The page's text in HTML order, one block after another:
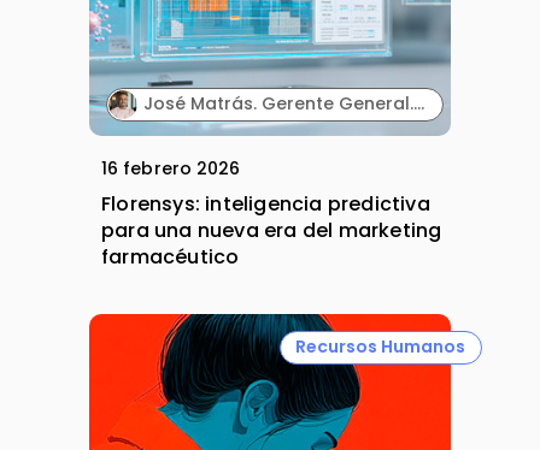
José Matrás. Gerente General. Idealsur.
16 febrero 2026
Florensys: inteligencia predictiva
para una nueva era del marketing
farmacéutico
Recursos Humanos